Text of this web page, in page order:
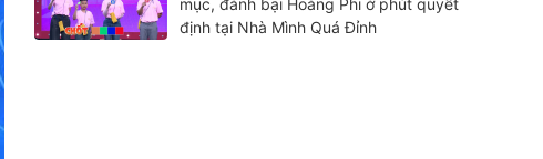
mục, đánh bại Hoàng Phi ở phút quyết
định tại Nhà Mình Quá Đỉnh